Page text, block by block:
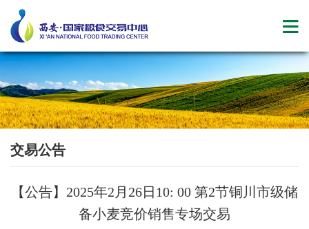
交易公告
【公告】2025年2月26日10: 00 第2节铜川市级储
备小麦竞价销售专场交易